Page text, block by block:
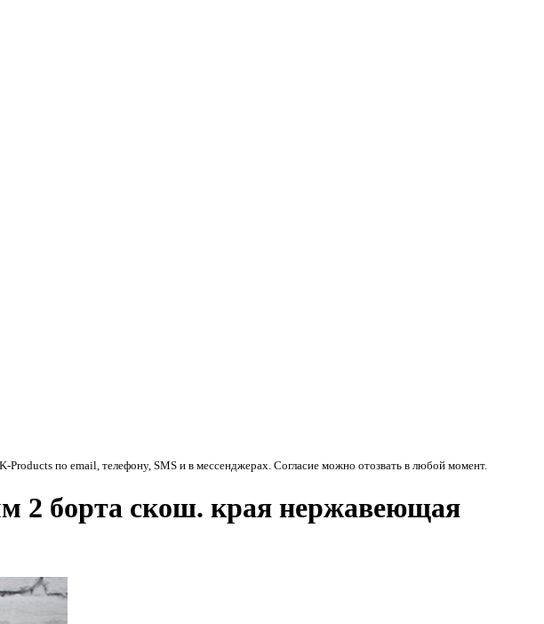
Productsпо email, телефону, SMS и в мессенджерах. Согласие можно отозвать в любой момент.
2 борта скош. края нержавеющая